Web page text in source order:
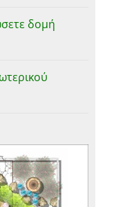
δομή